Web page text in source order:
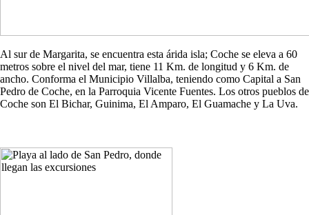
Al sur de Margarita, se encuentra esta árida isla; Coche se eleva a 60
metros sobre el nivel del mar, tiene 11 Km. de longitud y 6 Km. de
ancho. Conforma el Municipio Villalba, teniendo como Capital a San
Pedro de Coche, en la Parroquia Vicente Fuentes. Los otros pueblos de
Coche son El Bichar, Guinima, El Amparo, El Guamache y La Uva.